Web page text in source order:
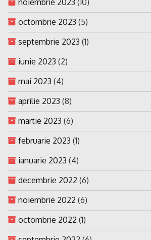
octombrie 2023 (5)
septembrie 2023 (1)
iunie 2023 (2)
mai 2023 (4)
aprilie 2023 (8)
martie 2023 (6)
februarie 2023 (1)
ianuarie 2023 (4)
decembrie 2022 (6)
noiembrie 2022 (6)
octombrie 2022 (1)